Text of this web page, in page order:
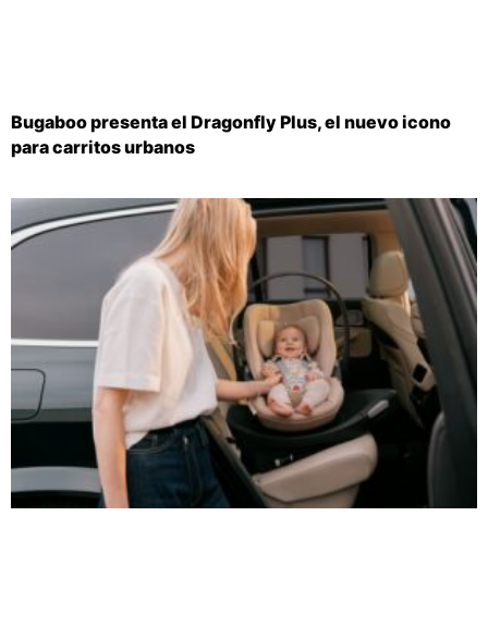
Bugaboo presenta el Dragonfly Plus, el nuevo icono
para carritos urbanos